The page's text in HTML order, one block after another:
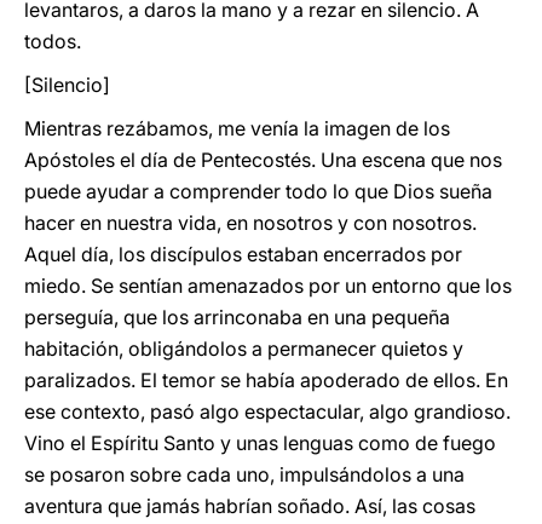
levantaros, a daros la mano y a rezar en silencio. A
todos.
[Silencio]
Mientras rezábamos, me venía la imagen de los
Apóstoles el día de Pentecostés. Una escena que nos
puede ayudar a comprender todo lo que Dios sueña
hacer en nuestra vida, en nosotros y con nosotros.
Aquel día, los discípulos estaban encerrados por
miedo. Se sentían amenazados por un entorno que los
perseguía, que los arrinconaba en una pequeña
habitación, obligándolos a permanecer quietos y
paralizados. El temor se había apoderado de ellos. En
ese contexto, pasó algo espectacular, algo grandioso.
Vino el Espíritu Santo y unas lenguas como de fuego
se posaron sobre cada uno, impulsándolos a una
aventura que jamás habrían soñado. Así, las cosas